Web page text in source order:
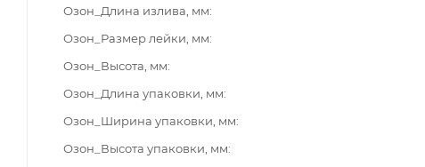
Озон_Длина излива, мм
Озон_Размер лейки, мм
Озон_Высота, мм
Озон_Длина упаковки, мм
Озон_Ширина упаковки, мм
Озон_Высота упаковки, мм